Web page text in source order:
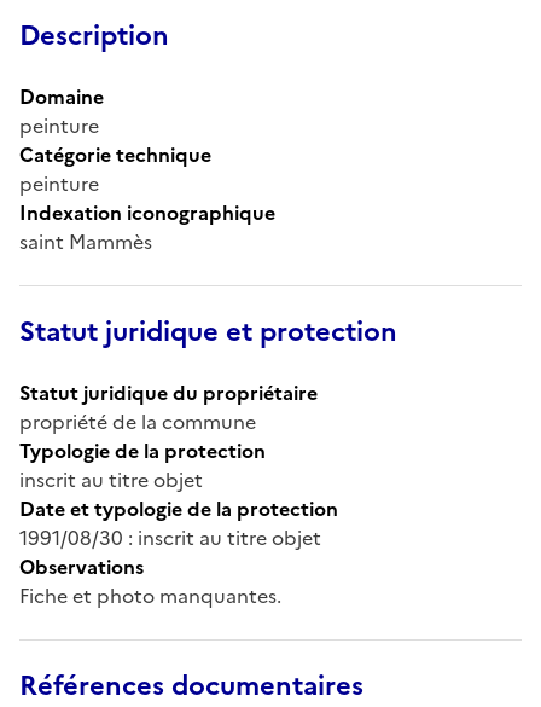
Description
Domaine
peinture
Catégorie technique
peinture
Indexation iconographique
saint Mammès
Statut juridique et protection
Statut juridique du propriétaire
propriété de la commune
Typologie de la protection
inscrit au titre objet
Date et typologie de la protection
1991/08/30 : inscrit au titre objet
Observations
Fiche et photo manquantes.
Références documentaires